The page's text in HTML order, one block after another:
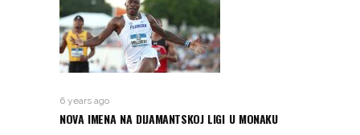
6 years ago
NOVA IMENA NA DIJAMANTSKOJ LIGI U MONAKU